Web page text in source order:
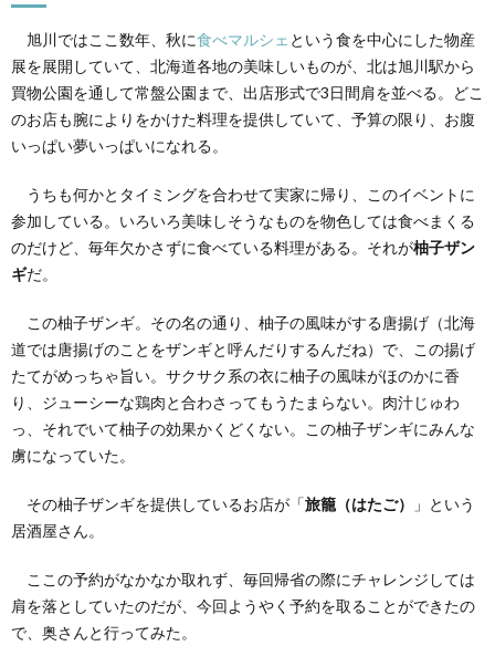
ち
2.
隠れ
家的
居酒
屋
柚子
ザン
ギを
始
め、
何か
まで
美味
料理
の
数々
3.1.
ンギ
3.2.
春の山
菜天ぷ
旭川ではここ数年、秋に食べマルシェ という食を中心にした物産
展を展開していて、北海道各地の美味しいものが、北は旭川駅から
買物公園を通して常盤公園まで、出店形式で3日間肩を並べる。どこ
のお店も腕によりをかけた料理を提供していて、予算の限り、お腹
いっぱい夢いっぱいになれる。
うちも何かとタイミングを合わせて実家に帰り、このイベントに
参加している。いろいろ美味しそうなものを物色しては食べまくる
のだけど、毎年欠かさずに食べている料理がある。それが柚子ザン
ギだ。
この柚子ザンギ。その名の通り、柚子の風味がする唐揚げ（北海
道では唐揚げのことをザンギと呼んだりするんだね）で、この揚げ
たてがめっちゃ旨い。サクサク系の衣に柚子の風味がほのかに香
り、ジューシーな鶏肉と合わさってもうたまらない。肉汁じゅわ
っ、それでいて柚子の効果かくどくない。この柚子ザンギにみんな
虜になっていた。
その柚子ザンギを提供しているお店が「旅籠（はたご）
」という
居酒屋さん。
ここの予約がなかなか取れず、毎回帰省の際にチャレンジしては
肩を落としていたのだが、今回ようやく予約を取ることができたの
で、奥さんと行ってみた。